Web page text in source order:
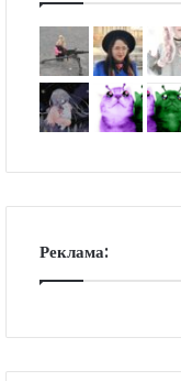
Реклама: